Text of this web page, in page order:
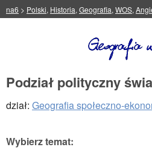
na6 > Polski, Historia, Geografia, WOS,
Podział polityczny
dział: Geografia społeczno-
Wybierz temat: